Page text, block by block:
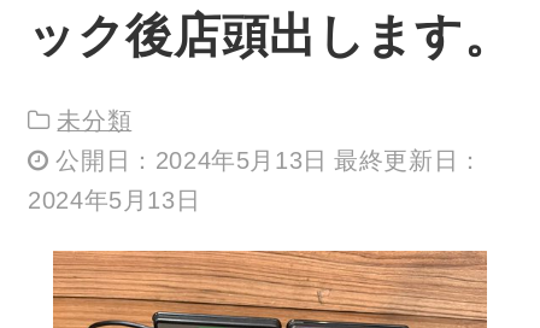
ック後店頭出します。
未分類
公開日：2024年5月13日 最終更新日：
2024年5月13日